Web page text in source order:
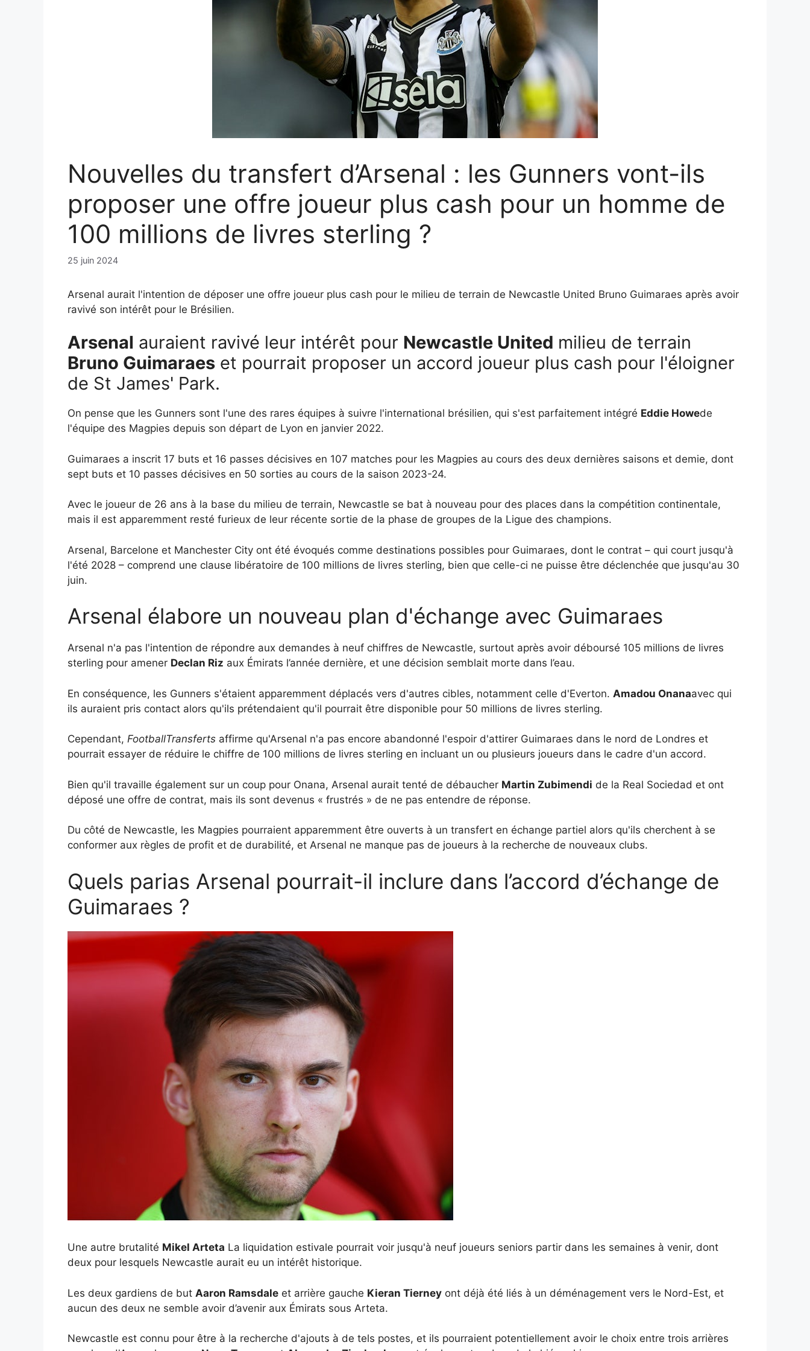
Nouvelles du transfert d’Arsenal : les Gunners vont-ils
proposer une offre joueur plus cash pour un homme de
100 millions de livres sterling ?
25 juin 2024
Arsenal aurait l'intention de déposer une offre joueur plus cash pour le milieu de terrain de Newcastle United Bruno Guimaraes après avoir
ravivé son intérêt pour le Brésilien.
Arsenal auraient ravivé leur intérêt pour Newcastle United milieu de terrain
Bruno Guimaraes et pourrait proposer un accord joueur plus cash pour l'éloigner
de St James' Park.
On pense que les Gunners sont l'une des rares équipes à suivre l'international brésilien, qui s'est parfaitement intégré Eddie Howede
l'équipe des Magpies depuis son départ de Lyon en janvier 2022.
Guimaraes a inscrit 17 buts et 16 passes décisives en 107 matches pour les Magpies au cours des deux dernières saisons et demie, dont
sept buts et 10 passes décisives en 50 sorties au cours de la saison 2023-24.
Avec le joueur de 26 ans à la base du milieu de terrain, Newcastle se bat à nouveau pour des places dans la compétition continentale,
mais il est apparemment resté furieux de leur récente sortie de la phase de groupes de la Ligue des champions.
Arsenal, Barcelone et Manchester City ont été évoqués comme destinations possibles pour Guimaraes, dont le contrat – qui court jusqu'à
l'été 2028 – comprend une clause libératoire de 100 millions de livres sterling, bien que celle-ci ne puisse être déclenchée que jusqu'au 30
juin.
Arsenal élabore un nouveau plan d'échange avec Guimaraes
Arsenal n'a pas l'intention de répondre aux demandes à neuf chiffres de Newcastle, surtout après avoir déboursé 105 millions de livres
sterling pour amener Declan Riz aux Émirats l’année dernière, et une décision semblait morte dans l’eau.
En conséquence, les Gunners s'étaient apparemment déplacés vers d'autres cibles, notamment celle d'Everton. Amadou Onanaavec qui
ils auraient pris contact alors qu'ils prétendaient qu'il pourrait être disponible pour 50 millions de livres sterling.
Cependant, FootballTransferts affirme qu'Arsenal n'a pas encore abandonné l'espoir d'attirer Guimaraes dans le nord de Londres et
pourrait essayer de réduire le chiffre de 100 millions de livres sterling en incluant un ou plusieurs joueurs dans le cadre d'un accord.
Bien qu'il travaille également sur un coup pour Onana, Arsenal aurait tenté de débaucher Martin Zubimendi de la Real Sociedad et ont
déposé une offre de contrat, mais ils sont devenus « frustrés » de ne pas entendre de réponse.
Du côté de Newcastle, les Magpies pourraient apparemment être ouverts à un transfert en échange partiel alors qu'ils cherchent à se
conformer aux règles de profit et de durabilité, et Arsenal ne manque pas de joueurs à la recherche de nouveaux clubs.
Quels parias Arsenal pourrait-il inclure dans l’accord d’échange de
Guimaraes ?
Une autre brutalité Mikel Arteta La liquidation estivale pourrait voir jusqu'à neuf joueurs seniors partir dans les semaines à venir, dont
deux pour lesquels Newcastle aurait eu un intérêt historique.
Les deux gardiens de but Aaron Ramsdale et arrière gauche Kieran Tierney ont déjà été liés à un déménagement vers le Nord-Est, et
aucun des deux ne semble avoir d’avenir aux Émirats sous Arteta.
Newcastle est connu pour être à la recherche d'ajouts à de tels postes, et ils pourraient potentiellement avoir le choix entre trois arrières